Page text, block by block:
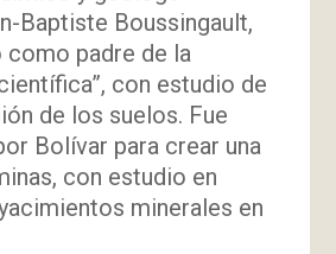
Baptiste Boussingault,
padre de la
con estudio de
de los suelos. Fue
Bolívar para crear una
con estudio en
minerales en